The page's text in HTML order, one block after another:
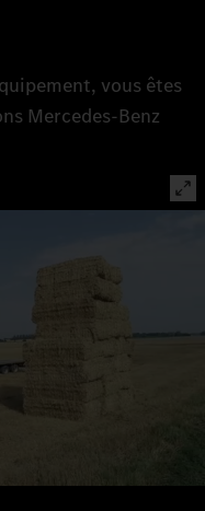
vous êtes
Mercedes-Benz